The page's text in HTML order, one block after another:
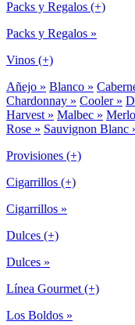
Packs y Regalos (+)
Packs y Regalos »
Vinos (+)
Añejo » Blanco »
Chardonnay » Cooler »
Harvest » Malbec »
Rose » Sauvignon Blanc
Provisiones (+)
Cigarrillos (+)
Cigarrillos »
Dulces (+)
Dulces »
Línea Gourmet (+)
Los Boldos »